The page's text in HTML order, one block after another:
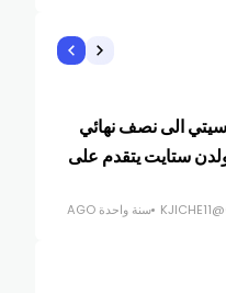
سيتي الى نصف نهائي
ستايت يتقدم على
سنة واحدة AGO